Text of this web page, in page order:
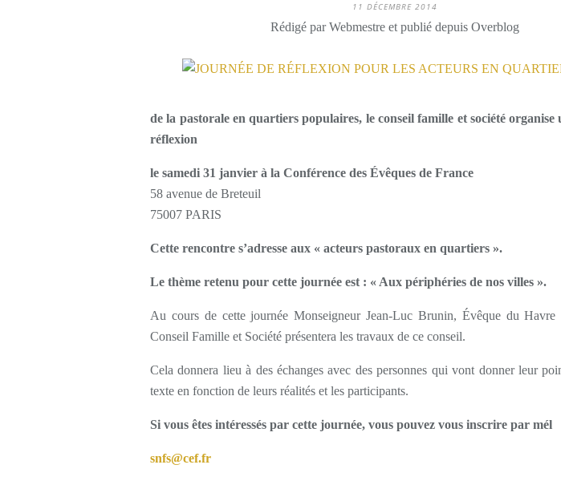
11 DÉCEMBRE 2014
Rédigé par Webmestre et publié depuis Overblog
de la pastorale en quartiers populaires, le conseil famille et société organise
réflexion
le samedi 31 janvier à la Conférence des Évêques de France
58 avenue de Breteuil
75007 PARIS
Cette rencontre s’adresse aux « acteurs pastoraux en quartiers ».
Le thème retenu pour cette journée est : « Aux périphéries de nos villes ».
Au cours de cette journée Monseigneur Jean-Luc Brunin, Évêque du Havre
Conseil Famille et Société présentera les travaux de ce conseil.
Cela donnera lieu à des échanges avec des personnes qui vont donner leur
texte en fonction de leurs réalités et les participants.
Si vous êtes intéressés par cette journée, vous pouvez vous inscrire par mél
snfs@cef.fr